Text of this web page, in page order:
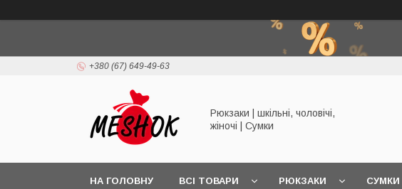
+380 (67) 649-49-63
Рюкзаки | шкільні, чоловічі,
жіночі | Сумки
НА ГОЛОВНУ ВСІ ТОВАРИ РЮКЗАКИ СУМКИ